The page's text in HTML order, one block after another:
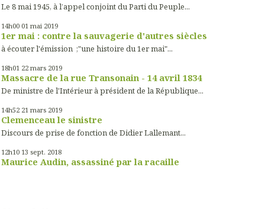
Le 8 mai 1945, à l’appel conjoint du Parti du Peuple...
14h00 01 mai 2019
1er mai : contre la sauvagerie d'autres siècles
à écouter l'émission ;"une histoire du 1er mai"...
18h01 22 mars 2019
Massacre de la rue Transonain - 14 avril 1834
De ministre de l'Intérieur à président de la République...
14h52 21 mars 2019
Clemenceau le sinistre
Discours de prise de fonction de Didier Lallemant...
12h10 13 sept. 2018
Maurice Audin, assassiné par la racaille